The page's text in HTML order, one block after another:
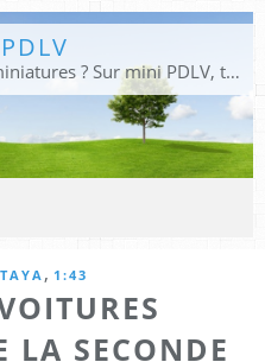
Tu es passionné de voitures miniatures ? Sur mini PDLV, tu trouveras les meilleurs bons plans pour acheter des voitures au 1:43, 1:18 ou 1:24. Tu pourras aussi découvrir des modèles de collection sous tous leurs angles. Pour ne rien louper de l'actualité des voitures miniatures, rejoins-nous !
, 1:43
LA SECONDE